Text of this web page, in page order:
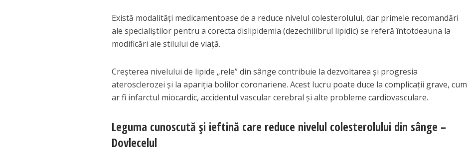
Există modalități medicamentoase de a reduce nivelul colesterolului, dar primele recomandări
ale specialiștilor pentru a corecta dislipidemia (dezechilibrul lipidic) se referă întotdeauna la
modificări ale stilului de viață.
Creșterea nivelului de lipide „rele” din sânge contribuie la dezvoltarea și progresia
aterosclerozei și la apariția bolilor coronariene. Acest lucru poate duce la complicații grave, cum
ar fi infarctul miocardic, accidentul vascular cerebral și alte probleme cardiovasculare.
Leguma cunoscută și ieftină care reduce nivelul colesterolului din sânge –
Dovlecelul